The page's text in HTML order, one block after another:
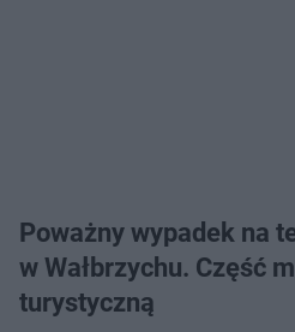
Poważny wypadek na
w Wałbrzychu. Część
turystyczną